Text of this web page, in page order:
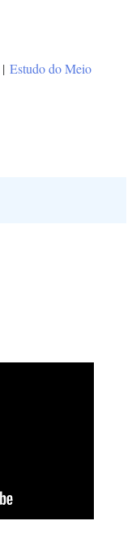
| Estudo do Meio